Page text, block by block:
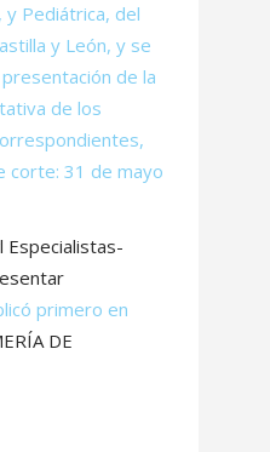
y Pediátrica, del
y León, y se
de la
de los
corte: 31 de mayo
Especialistas-
primero en
DE